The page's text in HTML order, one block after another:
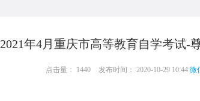
2021年4月重庆市高等教育自学考试-
点击量： 1440 发布时间： 2020-10-29 10:44 微